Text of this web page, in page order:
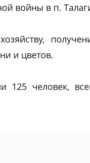
войны в п.
и цветов.
125 человек,